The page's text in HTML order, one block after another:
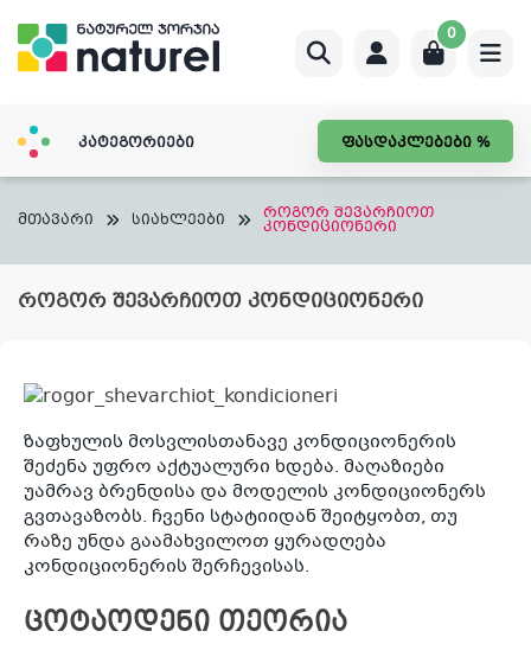
content
0
კატეგორიები ფასდაკლებები %
მთავარი სიახლეები როგორ შევარჩიოთ
კონდიციონერი
როგორ შევარჩიოთ კონდიციონერი
ზაფხულის მოსვლისთანავე კონდიციონერის
შეძენა უფრო აქტუალური ხდება. მაღაზიები
უამრავ ბრენდისა და მოდელის კონდიციონერს
გვთავაზობს. ჩვენი სტატიიდან შეიტყობთ, თუ
რაზე უნდა გაამახვილოთ ყურადღება
კონდიციონერის შერჩევისას.
ცოტაოდენი თეორია